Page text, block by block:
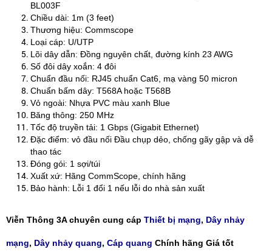
BL003F
Chiều dài: 1m (3 feet)
Thương hiệu: Commscope
Loại cáp: U/UTP
Lõi dây dẫn: Đồng nguyên chất, đường kính 23 AWG
Số đôi dây xoắn: 4 đôi
Chuẩn đầu nối: RJ45 chuẩn Cat6, mạ vàng 50 micron
Chuẩn bấm dây: T568A hoặc T568B
Vỏ ngoài: Nhựa PVC màu xanh Blue
Băng thông: 250 MHz
Tốc độ truyền tải: 1 Gbps (Gigabit Ethernet)
Đặc điểm: vỏ đầu nối Đầu chụp dẻo, chống gãy gập và dễ
thao tác
Đóng gói: 1 sợi/túi
Xuất xứ: Hãng CommScope, chính hãng
Bảo hành: Lỗi 1 đổi 1 nếu lỗi do nhà sản xuất
Viễn Thông 3A chuyên cung cáp Thiết bị mạng, Dây nhảy
mạng, Dây nhảy quang, Cáp quang Chính hãng Giá tốt